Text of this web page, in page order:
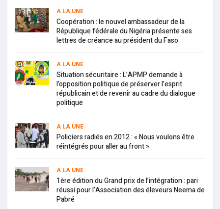
A LA UNE
Coopération : le nouvel ambassadeur de la
République fédérale du Nigéria présente ses
lettres de créance au président du Faso
A LA UNE
Situation sécuritaire : L’APMP demande à
l’opposition politique de préserver l’esprit
républicain et de revenir au cadre du dialogue
politique
A LA UNE
Policiers radiés en 2012 : « Nous voulons être
réintégrés pour aller au front »
A LA UNE
1ère édition du Grand prix de l’intégration : pari
réussi pour l’Association des éleveurs Neema de
Pabré